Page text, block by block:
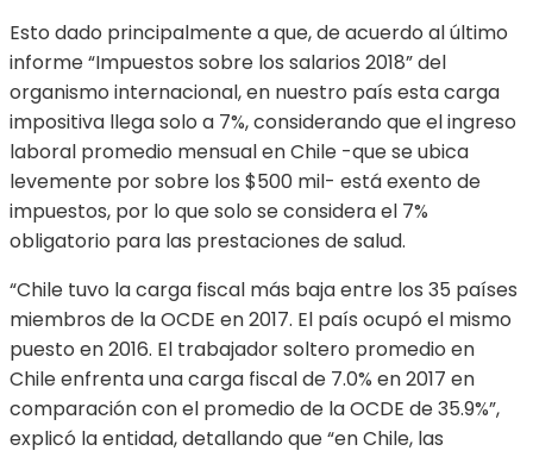
Esto dado principalmente a que, de acuerdo al último
informe “Impuestos sobre los salarios 2018” del
organismo internacional, en nuestro país esta carga
impositiva llega solo a 7%, considerando que el ingreso
laboral promedio mensual en Chile -que se ubica
levemente por sobre los $500 mil- está exento de
impuestos, por lo que solo se considera el 7%
obligatorio para las prestaciones de salud.
“Chile tuvo la carga fiscal más baja entre los 35 países
miembros de la OCDE en 2017. El país ocupó el mismo
puesto en 2016. El trabajador soltero promedio en
Chile enfrenta una carga fiscal de 7.0% en 2017 en
comparación con el promedio de la OCDE de 35.9%”,
explicó la entidad, detallando que “en Chile, las